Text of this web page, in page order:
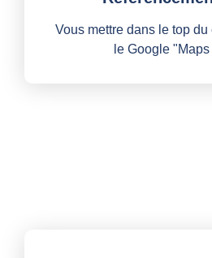
Vous mettre dans le top
le Google